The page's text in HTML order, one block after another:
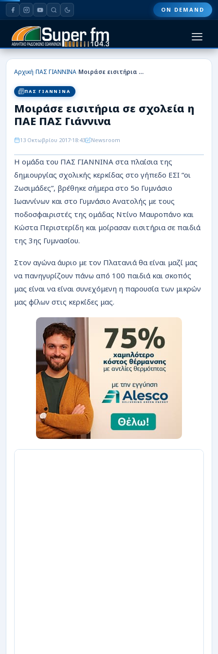
ON DEMAND
HOME
ΠΟΔΟΣΦΑΙΡΟ
ΕΙΔΗΣΕΙΣ
ΑΡΘΡΟΓΡΑΦΙΕΣ
ΡΟΗ
Αρχική›ΠΑΣ ΓΙΑΝΝΙΝΑ› Μοιράσε εισιτήρια σε σχολεία η ΠΑΕ ΠΑΣ Γιάννινα
ΠΑΣ ΓΙΑΝΝΙΝΑ
Μοιράσε εισιτήρια σε σχολεία η
ΠΑΕ ΠΑΣ Γιάννινα
13 Οκτωβρίου 2017 18:43 Newsroom
Η ομάδα του ΠΑΣ ΓΙΑΝΝΙΝΑ στα πλαίσια της
δημιουργίας σχολικής κερκίδας στο γήπεδο ΕΣΙ “οι
Ζωσιμάδες”, βρέθηκε σήμερα στο 5ο Γυμνάσιο
Ιωαννίνων και στο Γυμνάσιο Ανατολής με τους
ποδοσφαιριστές της ομάδας Ντίνο Μαυροπάνο και
Κώστα Περιστερίδη και μοίρασαν εισιτήρια σε παιδιά
της 3ης Γυμνασίου.
Στον αγώνα άυριο με τον Πλατανιά θα είναι μαζί μας
να πανηγυρίζουν πάνω από 100 παιδιά και σκοπός
μας είναι να είναι συνεχόμενη η παρουσία των μικρών
μας φίλων στις κερκίδες μας.